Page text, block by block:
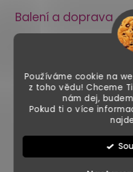
Používáme cookie na
z toho vědu! Chceme
nám dej,
Pokud ti o více
Balení a doprava
Jen co nám laser vyřeže
a povoláme našeho
balíček doveze kamkoliv si
TIP: Pokud máš dekoraci